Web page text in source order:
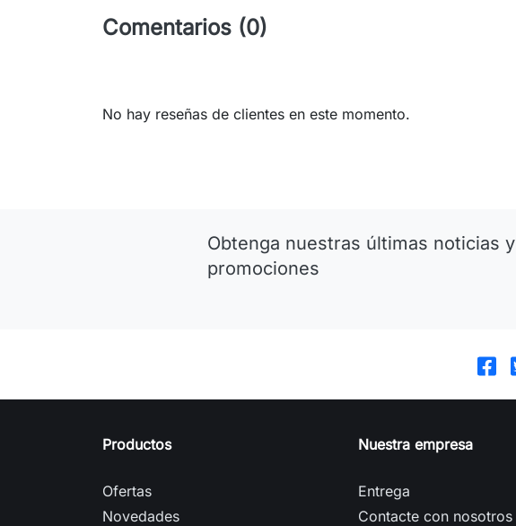
Comentarios (0)
No hay reseñas de clientes en este momento.
Obtenga nuestras últimas noticias y
promociones
Productos
Ofertas
Novedades
Nuestra empresa
Entrega
Contacte con nosotros